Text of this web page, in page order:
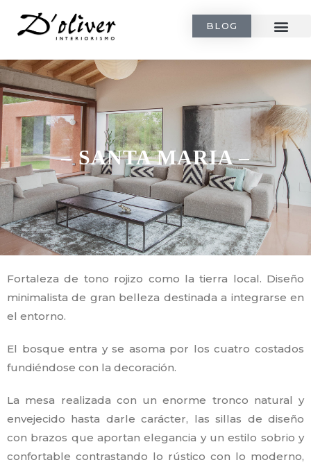
BLOG
– SANTA MARIA –
Fortaleza de tono rojizo como la tierra local. Diseño
minimalista de gran belleza destinada a integrarse en
el entorno.
El bosque entra y se asoma por los cuatro costados
fundiéndose con la decoración.
La mesa realizada con un enorme tronco natural y
envejecido hasta darle carácter, las sillas de diseño
con brazos que aportan elegancia y un estilo sobrio y
confortable contrastando lo rústico con lo moderno,